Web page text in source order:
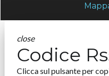
close
Codice
Clicca sul pulsante per